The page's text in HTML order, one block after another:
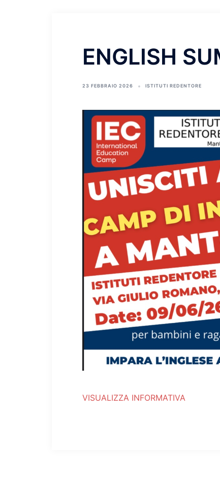
ENGLISH
23 FEBBRAIO 2026 ISTITUTI REDENTORE
VISUALIZZA INFORMATIVA